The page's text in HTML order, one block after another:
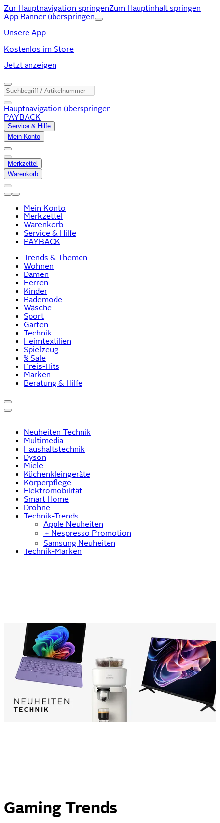
Zur Hauptnavigation springenZum Hauptinhalt springen
App Banner überspringen
Unsere App
Kostenlos im Store
Jetzt anzeigen
Hauptnavigation überspringen
PAYBACK
Service & Hilfe
Mein Konto
Merkzettel
Warenkorb
Mein Konto
Merkzettel
Warenkorb
Service & Hilfe
PAYBACK
Trends & Themen
Wohnen
Damen
Herren
Kinder
Bademode
Wäsche
Sport
Garten
Technik
Heimtextilien
Spielzeug
% Sale
Preis-Hits
Marken
Beratung & Hilfe
Neuheiten Technik
Multimedia
Haushaltstechnik
Dyson
Miele
Küchenkleingeräte
Körperpflege
Elektromobilität
Smart Home
Drohne
Technik-Trends
Apple Neuheiten
﹢ Nespresso Promotion
Samsung Neuheiten
Technik-Marken
Gaming Trends